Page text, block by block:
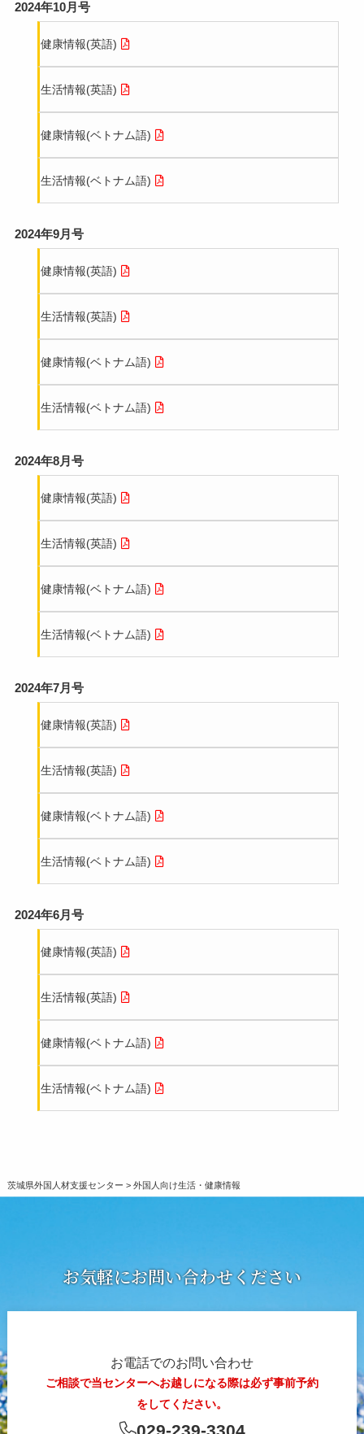
2024年10月号
健康情報(英語)
生活情報(英語)
健康情報(ベトナム語)
生活情報(ベトナム語)
2024年9月号
健康情報(英語)
生活情報(英語)
健康情報(ベトナム語)
生活情報(ベトナム語)
2024年8月号
健康情報(英語)
生活情報(英語)
健康情報(ベトナム語)
生活情報(ベトナム語)
2024年7月号
健康情報(英語)
生活情報(英語)
健康情報(ベトナム語)
生活情報(ベトナム語)
2024年6月号
健康情報(英語)
生活情報(英語)
健康情報(ベトナム語)
生活情報(ベトナム語)
茨城県外国人材支援センター > 外国人向け生活・健康情報
お気軽にお問い合わせください
お電話でのお問い合わせ
ご相談で当センターへお越しになる際は必ず事前予約
をしてください。
029-239-3304